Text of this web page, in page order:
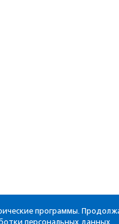
программы.
персональных данных